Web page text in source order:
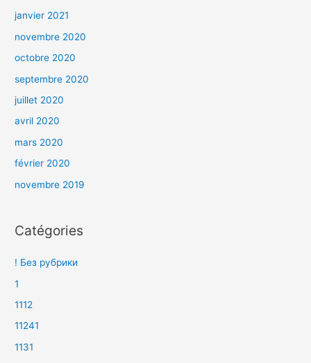
janvier 2021
novembre 2020
octobre 2020
septembre 2020
juillet 2020
avril 2020
mars 2020
février 2020
novembre 2019
Catégories
! Без рубрики
1
1112
11241
1131